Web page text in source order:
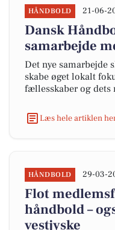
HÅNDBOLD 21-06-
Dansk
samarbejde
Det nye
skabe øget lokalt
fællesskaber og dets
Læs hele artiklen
HÅNDBOLD 29-03-
Flot
håndbold –
vestjyske